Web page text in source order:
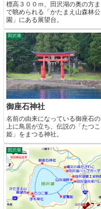
標高３００ｍ、田沢湖の奥の方ま
で眺められる「かたまえ山森林公
園」にある展望台。
田沢湖
御座石神社
名前の由来になっている御座石の
上に鳥居が立ち、伝説の「たつこ
姫」をまつる神社。
田沢湖